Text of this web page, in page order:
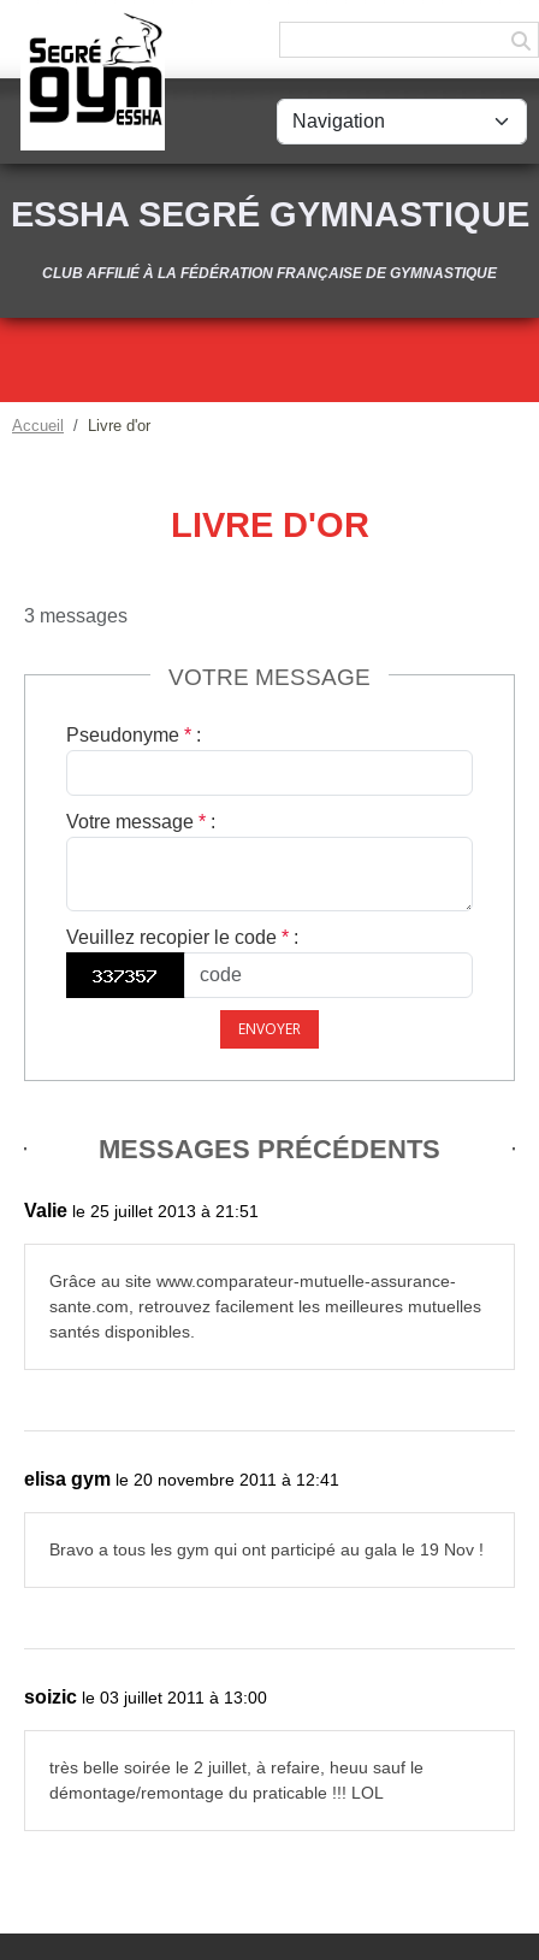
ESSHA SEGRÉ GYMNASTIQUE
CLUB AFFILIÉ À LA FÉDÉRATION FRANÇAISE DE GYMNASTIQUE
Accueil Livre d'or
LIVRE D'OR
3 messages
VOTRE MESSAGE
Pseudonyme * :
Votre message * :
Veuillez recopier le code * :
ENVOYER
MESSAGES PRÉCÉDENTS
Valie le 25 juillet 2013 à 21:51
Grâce au site www.comparateur-mutuelle-assurance-
sante.com, retrouvez facilement les meilleures mutuelles
santés disponibles.
elisa gym le 20 novembre 2011 à 12:41
Bravo a tous les gym qui ont participé au gala le 19 Nov !
soizic le 03 juillet 2011 à 13:00
très belle soirée le 2 juillet, à refaire, heuu sauf le
démontage/remontage du praticable !!! LOL
Panneau de gestion des cookies